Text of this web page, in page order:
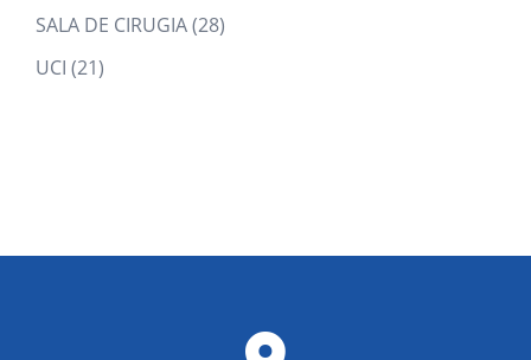
SALA DE CIRUGIA 2828
UCI 2121